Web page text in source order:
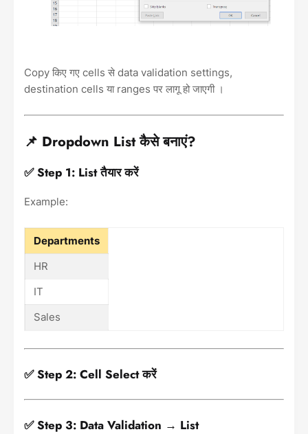
Copy किए गए cells से data validation settings,
destination cells या ranges पर लागू हो जाएगी ।
📌 Dropdown List कैसे बनाएं?
✅ Step 1: List तैयार करें
Example:
Departments
HR
IT
Sales
✅ Step 2: Cell Select करें
✅ Step 3: Data Validation → List